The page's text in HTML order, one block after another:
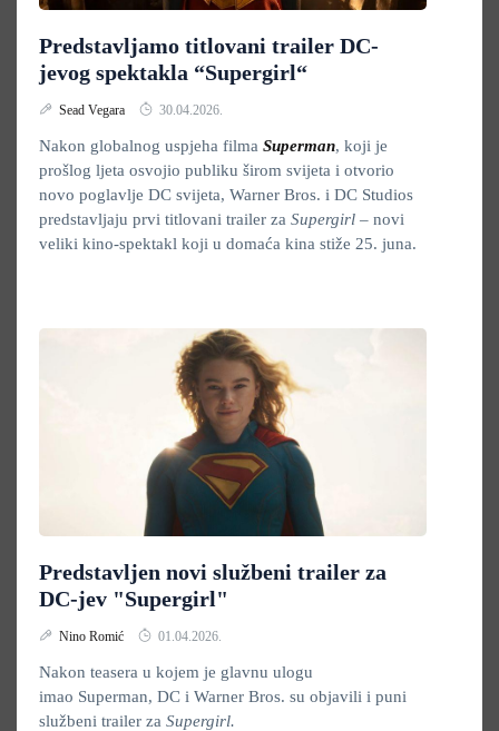
Predstavljamo titlovani trailer DC-
jevog spektakla “Supergirl“
Sead Vegara 30.04.2026.
Nakon globalnog uspjeha filma Superman, koji je
prošlog ljeta osvojio publiku širom svijeta i otvorio
novo poglavlje DC svijeta, Warner Bros. i DC Studios
predstavljaju prvi titlovani trailer za Supergirl – novi
veliki kino-spektakl koji u domaća kina stiže 25. juna.
Predstavljen novi službeni trailer za
DC-jev "Supergirl"
Nino Romić 01.04.2026.
Nakon teasera u kojem je glavnu ulogu
imao Superman, DC i Warner Bros. su objavili i puni
službeni trailer za Supergirl.